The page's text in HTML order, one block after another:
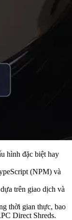
hình đặc biệt hay
(NPM) và
trên giao dịch và
thời gian thực, bao
Direct Shreds.